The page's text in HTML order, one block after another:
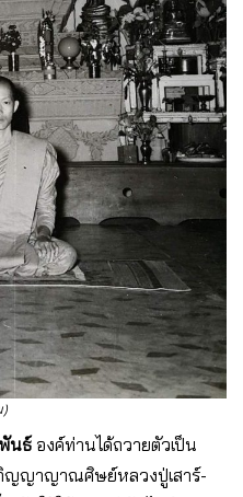
)
นธ์ องค์ท่านได้ถวายตัวเป็น
ญญาญาณศิษย์หลวงปู่เสาร์-